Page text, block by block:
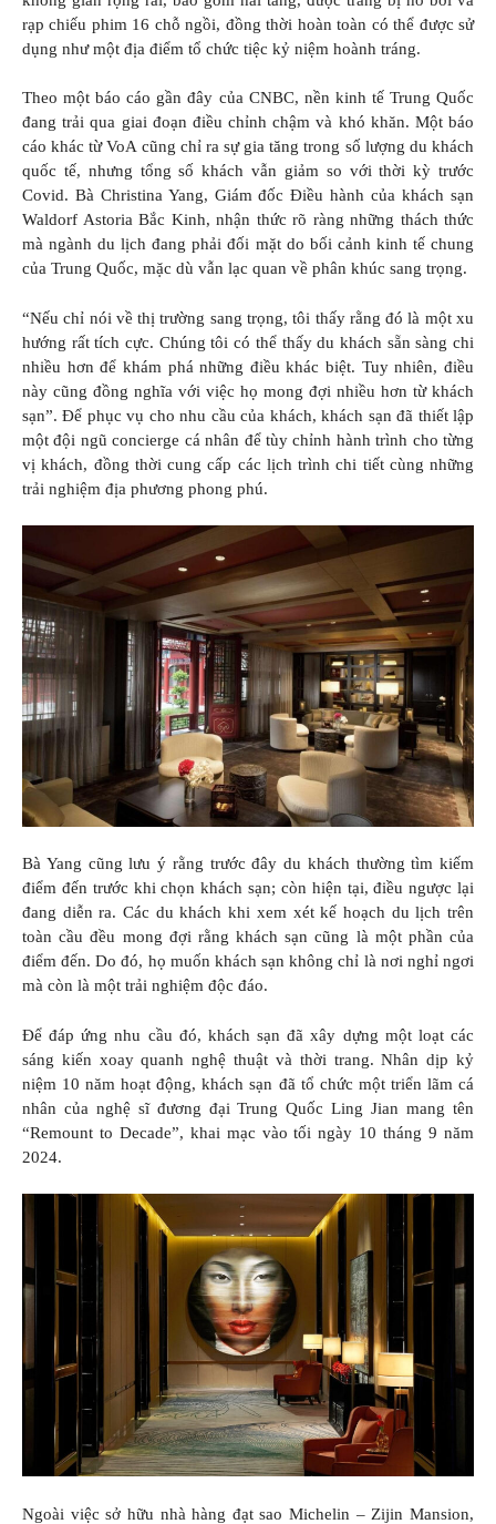
rạp chiếu phim 16 chỗ ngồi, đồng thời hoàn toàn có thể được sử
dụng như một địa điểm tổ chức tiệc kỷ niệm hoành tráng.
Theo một báo cáo gần đây của CNBC, nền kinh tế Trung Quốc
đang trải qua giai đoạn điều chỉnh chậm và khó khăn. Một báo
cáo khác từ VoA cũng chỉ ra sự gia tăng trong số lượng du khách
quốc tế, nhưng tổng số khách vẫn giảm so với thời kỳ trước
Covid. Bà Christina Yang, Giám đốc Điều hành của khách sạn
Waldorf Astoria Bắc Kinh, nhận thức rõ ràng những thách thức
mà ngành du lịch đang phải đối mặt do bối cảnh kinh tế chung
của Trung Quốc, mặc dù vẫn lạc quan về phân khúc sang trọng.
“Nếu chỉ nói về thị trường sang trọng, tôi thấy rằng đó là một xu
hướng rất tích cực. Chúng tôi có thể thấy du khách sẵn sàng chi
nhiều hơn để khám phá những điều khác biệt. Tuy nhiên, điều
này cũng đồng nghĩa với việc họ mong đợi nhiều hơn từ khách
sạn”. Để phục vụ cho nhu cầu của khách, khách sạn đã thiết lập
một đội ngũ concierge cá nhân để tùy chỉnh hành trình cho từng
vị khách, đồng thời cung cấp các lịch trình chi tiết cùng những
trải nghiệm địa phương phong phú.
Bà Yang cũng lưu ý rằng trước đây du khách thường tìm kiếm
điểm đến trước khi chọn khách sạn; còn hiện tại, điều ngược lại
đang diễn ra. Các du khách khi xem xét kế hoạch du lịch trên
toàn cầu đều mong đợi rằng khách sạn cũng là một phần của
điểm đến. Do đó, họ muốn khách sạn không chỉ là nơi nghỉ ngơi
mà còn là một trải nghiệm độc đáo.
Để đáp ứng nhu cầu đó, khách sạn đã xây dựng một loạt các
sáng kiến xoay quanh nghệ thuật và thời trang. Nhân dịp kỷ
niệm 10 năm hoạt động, khách sạn đã tổ chức một triển lãm cá
nhân của nghệ sĩ đương đại Trung Quốc Ling Jian mang tên
“Remount to Decade”, khai mạc vào tối ngày 10 tháng 9 năm
2024.
Ngoài việc sở hữu nhà hàng đạt sao Michelin – Zijin Mansion,